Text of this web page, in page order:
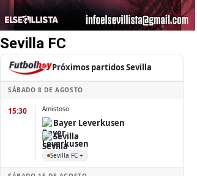
Sevilla FC